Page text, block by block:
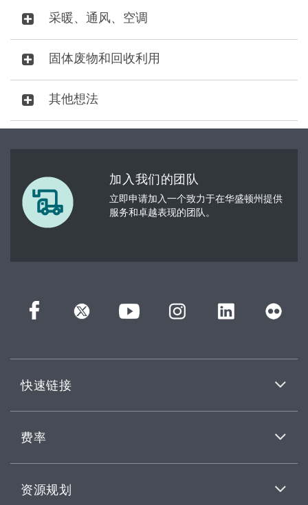
采暖、通风、空调
固体废物和回收利用
其他想法
加入我们的团队
立即申请加入一个致力于在华盛顿州提供
服务和卓越表现的团队。
快速链接
费率
资源规划